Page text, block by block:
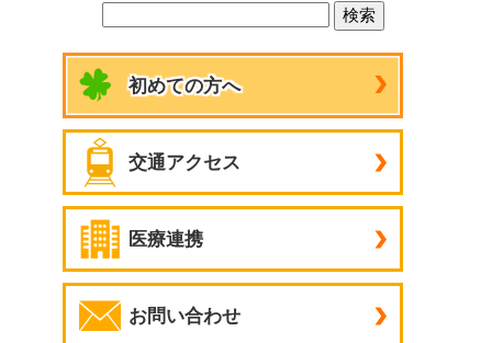
初めての方へ
交通アクセス
医療連携
お問い合わせ